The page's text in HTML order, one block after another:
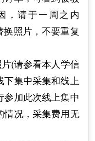
，请于一周之内
换照片，不要重复
(请参看本人学信
下集中采集和线上
参加此次线上集中
情况，采集费用无